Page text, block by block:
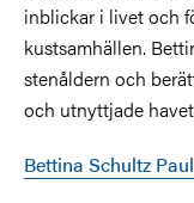
inblickar i livet och
kustsamhällen.
stenåldern och
och utnyttjade
Bettina Schultz